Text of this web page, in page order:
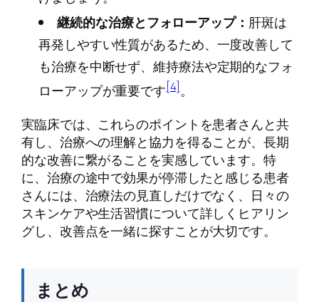
継続的な治療とフォローアップ： 肝斑は
再発しやすい性質があるため、一度改善して
も治療を中断せず、維持療法や定期的なフォ
ローアップが重要です[4]。
実臨床では、これらのポイントを患者さんと共
有し、治療への理解と協力を得ることが、長期
的な改善に繋がることを実感しています。特
に、治療の途中で効果が停滞したと感じる患者
さんには、治療法の見直しだけでなく、日々の
スキンケアや生活習慣について詳しくヒアリン
グし、改善点を一緒に探すことが大切です。
まとめ